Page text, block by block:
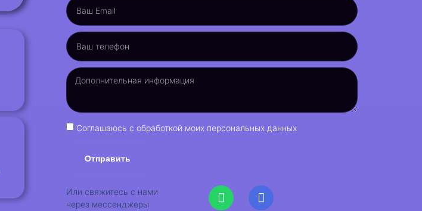
Соглашаюсь с обработкой моих персональных данных
Отправить
Или свяжитесь с нами
через мессенджеры